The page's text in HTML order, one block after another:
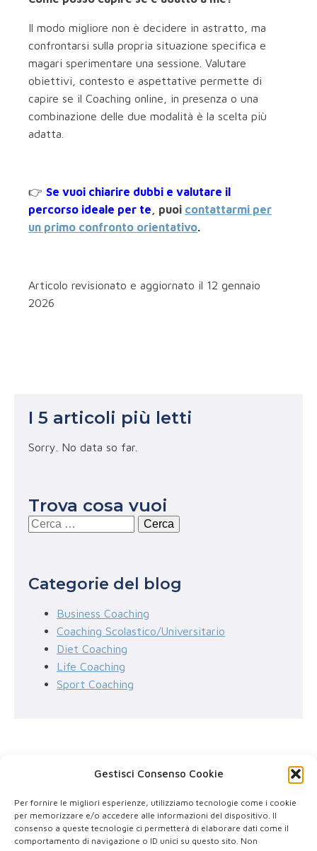
Gestisci Consenso Cookie
Per fornire le migliori esperienze, utilizziamo tecnologie come i cookie
per memorizzare e/o accedere alle informazioni del dispositivo. Il
consenso a queste tecnologie ci permetterà di elaborare dati come il
comportamento di navigazione o ID unici su questo sito. Non
Il modo migliore non è decidere in astratto, ma
confrontarsi sulla propria situazione specifica e
magari sperimentare una sessione. Valutare
obiettivi, contesto e aspettative permette di
capire se il Coaching online, in presenza o una
combinazione delle due modalità è la scelta più
adatta.
👉 Se vuoi chiarire dubbi e valutare il
percorso ideale per te , puoi contattarmi per
un primo confronto orientativo.
Articolo revisionato e aggiornato il 12 gennaio
2026
I 5 articoli più letti
Sorry. No data so far.
Trova cosa vuoi
Ricerca
Categorie del blog
Business Coaching
Coaching Scolastico/Universitario
Diet Coaching
Life Coaching
Sport Coaching
P.IVA: IT 03578270922